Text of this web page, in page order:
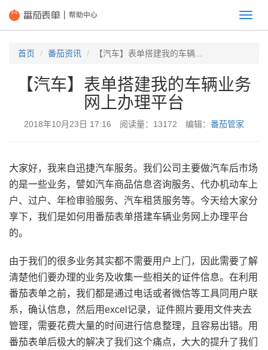
切
换
首页 番茄资讯 【汽车】表单搭建我的车辆...
【汽车】表单搭建我的车辆业务
网上办理平台
2018年10月23日 17:16 阅读量：13172 编辑： 番茄管家
大家好，我来自迅捷汽车服务。我们公司主要做汽车后市场
的是一些业务，譬如汽车商品信息咨询服务、代办机动车上
户、过户、年检审验服务、汽车租赁服务等。今天给大家分
享下，我们是如何用番茄表单搭建车辆业务网上办理平台
的。
由于我们的很多业务其实都不需要用户上门，因此需要了解
清楚他们要办理的业务及收集一些相关的证件信息。在利用
番茄表单之前，我们都是通过电话或者微信等工具同用户联
系，确认信息，然后用excel记录，证件照片要用文件夹去
管理，需要花费大量的时间进行信息整理，且容易出错。用
番茄表单后极大的解决了我们这个痛点，大大的提升了我们